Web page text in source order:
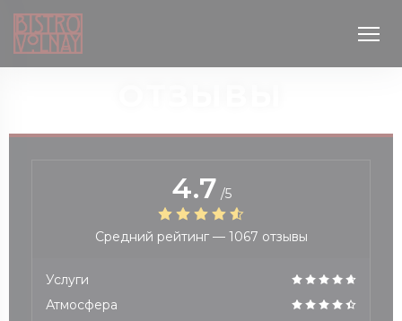
4.7 /5
Средний рейтинг — 1067 отзывы
Услуги
Атмосфера